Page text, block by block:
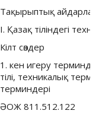
Тақырыптық айдарлар
I. Қазақ тіліндегі
Кілт сөздер
1. кен игеру
тілі, техникалық
терминдері
ӘОЖ 811.512.122